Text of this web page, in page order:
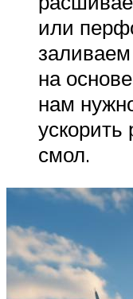
или
на
нам
ускорить
смол.